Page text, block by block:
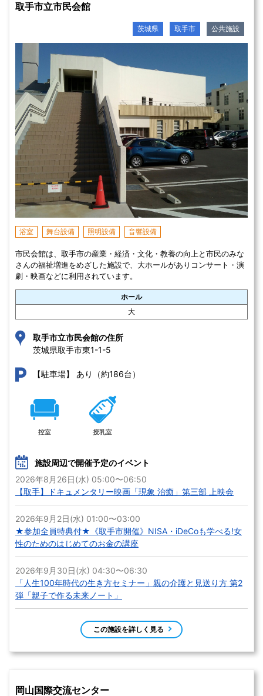
取手市立市民会館
茨城県 取手市 公共施設
浴室 舞台設備 照明設備 音響設備
市民会館は、取手市の産業・経済・文化・教養の向上と市民のみな
さんの福祉増進をめざした施設で、大ホールがありコンサート・演
劇・映画などに利用されています。
ホール
大
取手市立市民会館の住所
茨城県取手市東1-1-5
【駐車場】 あり（約186台）
控室 授乳室
施設周辺で開催予定のイベント
2026年8月26日(水) 05:00〜06:50
【取手】ドキュメンタリー映画「現象 治癒」第三部 上映会
2026年9月2日(水) 01:00〜03:00
★参加全員特典付★《取手市開催》NISA・iDeCoも学べる!女
性のためのはじめてのお金の講座
2026年9月30日(水) 04:30〜06:30
「人生100年時代の生き方セミナー」親の介護と見送り方 第2
弾「親子で作る未来ノート」
この施設を詳しく見る
岡山国際交流センター